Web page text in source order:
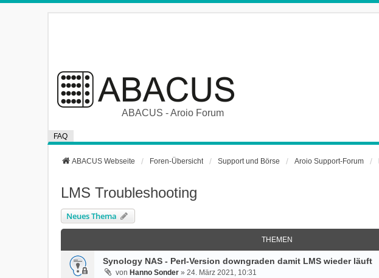
ABACUS - Aroio Forum
FAQ
ABACUS Webseite Foren-Übersicht Support und Börse Aroio Support-Forum
LMS Troubleshooting
Neues Thema
THEMEN
Synology NAS - Perl-Version downgraden damit LMS wieder läuft
von Hanno Sonder »24. März 2021, 10:31